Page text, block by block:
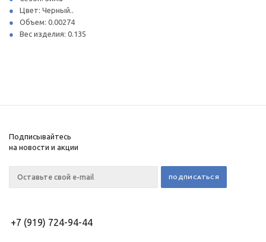
Цвет: Черный..
Объем: 0.00274
Вес изделия: 0.135
Подписывайтесь
на новости и акции
+7 (919) 724-94-44